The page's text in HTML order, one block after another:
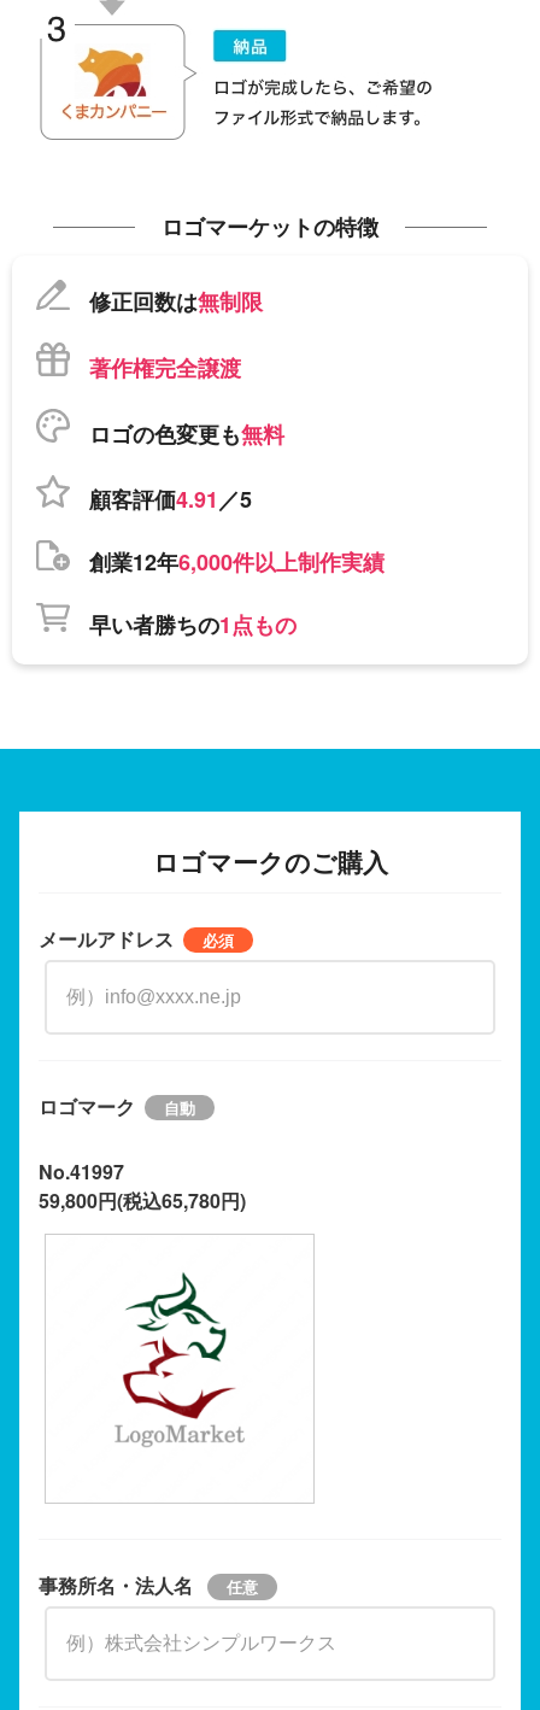
ロゴマーケットの特徴
修正回数は無制限
著作権完全譲渡
ロゴの色変更も無料
顧客評価4.91／5
創業12年6,000件以上制作実績
早い者勝ちの1点もの
ロゴマークのご購入
メールアドレス
ロゴマーク
No.41997
59,800円(税込65,780円)
事務所名・法人名